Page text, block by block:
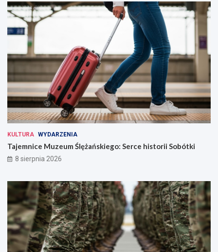
KULTURA WYDARZENIA
Tajemnice Muzeum Ślężańskiego: Serce historii Sobótki
8 sierpnia 2026